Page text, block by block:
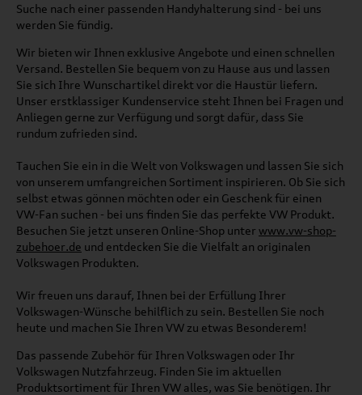
Suche nach einer passenden Handyhalterung sind - bei uns
werden Sie fündig.
Wir bieten wir Ihnen exklusive Angebote und einen schnellen
Versand. Bestellen Sie bequem von zu Hause aus und lassen
Sie sich Ihre Wunschartikel direkt vor die Haustür liefern.
Unser erstklassiger Kundenservice steht Ihnen bei Fragen und
Anliegen gerne zur Verfügung und sorgt dafür, dass Sie
rundum zufrieden sind.
Tauchen Sie ein in die Welt von Volkswagen und lassen Sie sich
von unserem umfangreichen Sortiment inspirieren. Ob Sie sich
selbst etwas gönnen möchten oder ein Geschenk für einen
VW-Fan suchen - bei uns finden Sie das perfekte VW Produkt.
Besuchen Sie jetzt unseren Online-Shop unter www.vw-shop-
zubehoer.de und entdecken Sie die Vielfalt an originalen
Volkswagen Produkten.
Wir freuen uns darauf, Ihnen bei der Erfüllung Ihrer
Volkswagen-Wünsche behilflich zu sein. Bestellen Sie noch
heute und machen Sie Ihren VW zu etwas Besonderem!
Das passende Zubehör für Ihren Volkswagen oder Ihr
Volkswagen Nutzfahrzeug. Finden Sie im aktuellen
Produktsortiment für Ihren VW alles, was Sie benötigen. Ihr